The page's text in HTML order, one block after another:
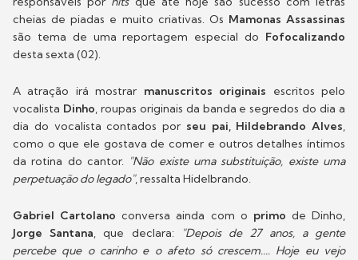
cheias de piadas e muito criativas. Os Mamonas Assassinas
são tema de uma reportagem especial do Fofocalizando
desta sexta (02).
A atração irá mostrar manuscritos originais escritos pelo
vocalista Dinho, roupas originais da banda e segredos do dia a
dia do vocalista contados por seu pai, Hildebrando Alves,
como o que ele gostava de comer e outros detalhes íntimos
da rotina do cantor. "Não existe uma substituição, existe uma
perpetuação do legado", ressalta Hidelbrando.
Gabriel Cartolano conversa ainda com o primo de Dinho,
Jorge Santana, que declara:
"Depois de 27 anos, a gente
percebe que o carinho e o afeto só crescem.... Hoje eu vejo